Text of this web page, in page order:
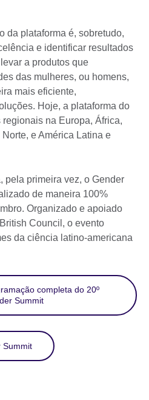
da plataforma é, sobretudo,
e identificar resultados
a produtos que
das mulheres, ou homens,
mais eficiente,
Hoje, a plataforma do
na Europa, África,
e América Latina e
pela primeira vez, o Gender
de maneira 100%
Organizado e apoiado
Council, o evento
da ciência latino-americana
completa do 20º
Summit
Summit